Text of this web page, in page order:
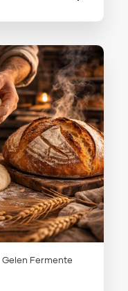
Gelen Fermente